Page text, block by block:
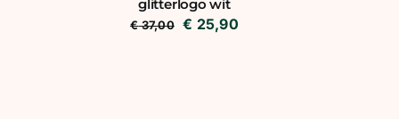
glitterlogo wit
€37,00 Oorspronkelijke
€ 25,90Huidige